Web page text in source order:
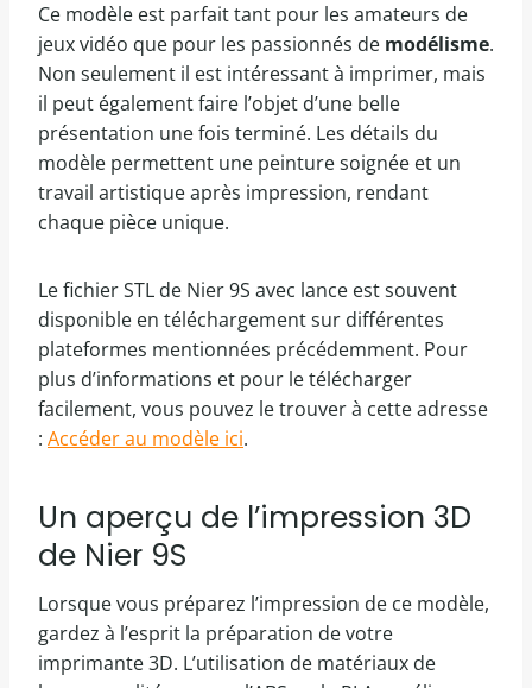
Ce modèle est parfait tant pour les amateurs de
jeux vidéo que pour les passionnés de modélisme.
Non seulement il est intéressant à imprimer, mais
il peut également faire l’objet d’une belle
présentation une fois terminé. Les détails du
modèle permettent une peinture soignée et un
travail artistique après impression, rendant
chaque pièce unique.
Le fichier STL de Nier 9S avec lance est souvent
disponible en téléchargement sur différentes
plateformes mentionnées précédemment. Pour
plus d’informations et pour le télécharger
facilement, vous pouvez le trouver à cette adresse
: Accéder au modèle ici.
Un aperçu de l’impression 3D
de Nier 9S
Lorsque vous préparez l’impression de ce modèle,
gardez à l’esprit la préparation de votre
imprimante 3D. L’utilisation de matériaux de